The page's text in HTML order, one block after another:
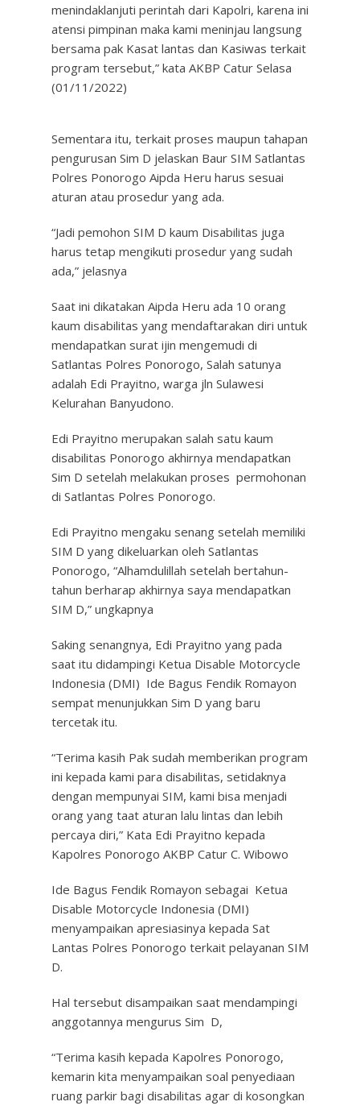
menindaklanjuti perintah dari Kapolri, karena ini
atensi pimpinan maka kami meninjau langsung
bersama pak Kasat lantas dan Kasiwas terkait
program tersebut,” kata AKBP Catur Selasa
(01/11/2022)
Sementara itu, terkait proses maupun tahapan
pengurusan Sim D jelaskan Baur SIM Satlantas
Polres Ponorogo Aipda Heru harus sesuai
aturan atau prosedur yang ada.
“Jadi pemohon SIM D kaum Disabilitas juga
harus tetap mengikuti prosedur yang sudah
ada,” jelasnya
Saat ini dikatakan Aipda Heru ada 10 orang
kaum disabilitas yang mendaftarakan diri untuk
mendapatkan surat ijin mengemudi di
Satlantas Polres Ponorogo, Salah satunya
adalah Edi Prayitno, warga jln Sulawesi
Kelurahan Banyudono.
Edi Prayitno merupakan salah satu kaum
disabilitas Ponorogo akhirnya mendapatkan
Sim D setelah melakukan proses permohonan
di Satlantas Polres Ponorogo.
Edi Prayitno mengaku senang setelah memiliki
SIM D yang dikeluarkan oleh Satlantas
Ponorogo, “Alhamdulillah setelah bertahun-
tahun berharap akhirnya saya mendapatkan
SIM D,” ungkapnya
Saking senangnya, Edi Prayitno yang pada
saat itu didampingi Ketua Disable Motorcycle
Indonesia (DMI) Ide Bagus Fendik Romayon
sempat menunjukkan Sim D yang baru
tercetak itu.
“Terima kasih Pak sudah memberikan program
ini kepada kami para disabilitas, setidaknya
dengan mempunyai SIM, kami bisa menjadi
orang yang taat aturan lalu lintas dan lebih
percaya diri,” Kata Edi Prayitno kepada
Kapolres Ponorogo AKBP Catur C. Wibowo
Ide Bagus Fendik Romayon sebagai Ketua
Disable Motorcycle Indonesia (DMI)
menyampaikan apresiasinya kepada Sat
Lantas Polres Ponorogo terkait pelayanan SIM
D.
Hal tersebut disampaikan saat mendampingi
anggotannya mengurus Sim D,
“Terima kasih kepada Kapolres Ponorogo,
kemarin kita menyampaikan soal penyediaan
ruang parkir bagi disabilitas agar di kosongkan